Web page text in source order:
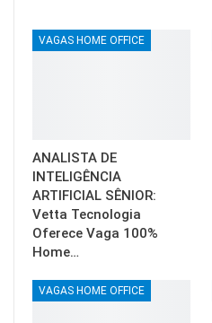
VAGAS HOME OFFICE
ANALISTA DE
INTELIGÊNCIA
ARTIFICIAL SÊNIOR:
Vetta Tecnologia
Oferece Vaga 100%
Home…
VAGAS HOME OFFICE